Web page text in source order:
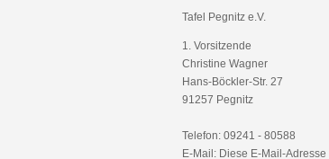
Tafel Pegnitz e.V.
1. Vorsitzende
Christine Wagner
Hans-Böckler-Str. 27
91257 Pegnitz
Telefon: 09241 - 80588
E-Mail: Diese E-Mail-Adresse